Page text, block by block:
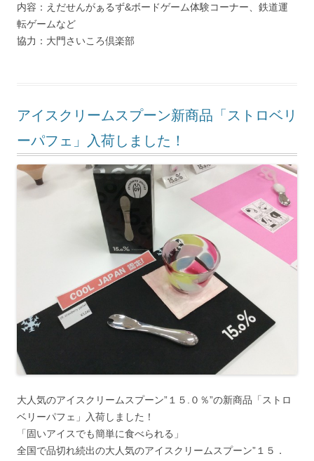
内容：えだせんがぁるず&ボードゲーム体験コーナー、鉄道運
転ゲームなど
協力：大門さいころ倶楽部
アイスクリームスプーン新商品「ストロベリ
ーパフェ」入荷しました！
大人気のアイスクリームスプーン”１５.０％”の新商品「ストロ
ベリーパフェ」入荷しました！
「固いアイスでも簡単に食べられる」
全国で品切れ続出の大人気のアイスクリームスプーン”１５．